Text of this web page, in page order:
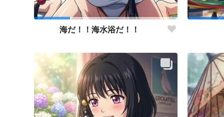
海だ！！海水浴だ！！